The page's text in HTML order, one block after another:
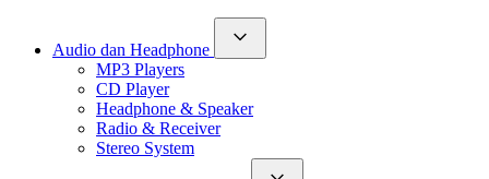
Audio dan Headphone
MP3 Players
CD Player
Headphone & Speaker
Radio & Receiver
Stereo System